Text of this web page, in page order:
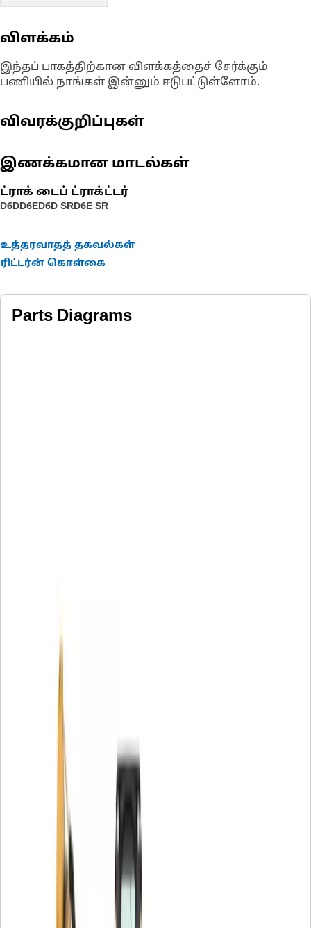
விளக்கம்
இந்தப் பாகத்திற்கான விளக்கத்தைச் சேர்க்கும்
பணியில் நாங்கள் இன்னும் ஈடுபட்டுள்ளோம்.
விவரக்குறிப்புகள்
இணக்கமான மாடல்கள்
ட்ராக் டைப் ட்ராக்ட்டர்
D6DD6ED6D SRD6E SR
உத்தரவாதத் தகவல்கள்
ரிட்டர்ன் கொள்கை
Parts Diagrams